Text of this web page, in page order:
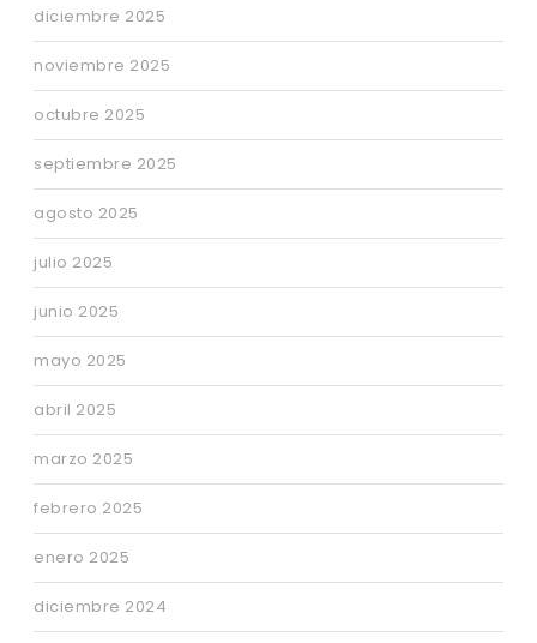
diciembre 2025
noviembre 2025
octubre 2025
septiembre 2025
agosto 2025
julio 2025
junio 2025
mayo 2025
abril 2025
marzo 2025
febrero 2025
enero 2025
diciembre 2024